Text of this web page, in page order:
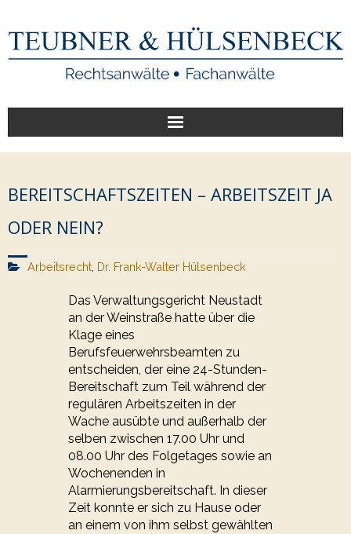
Start
Unsere Leistungen
Veröffentlichungen
Über uns
BEREITSCHAFTSZEITEN – ARBEITSZEIT JA
ODER NEIN?
Arbeitsrecht, Dr. Frank-Walter Hülsenbeck
Das Verwaltungsgericht Neustadt
an der Weinstraße hatte über die
Klage eines
Berufsfeuerwehrsbeamten zu
entscheiden, der eine 24-Stunden-
Bereitschaft zum Teil während der
regulären Arbeitszeiten in der
Wache ausübte und außerhalb der
selben zwischen 17.00 Uhr und
08.00 Uhr des Folgetages sowie an
Wochenenden in
Alarmierungsbereitschaft. In dieser
Zeit konnte er sich zu Hause oder
an einem von ihm selbst gewählten